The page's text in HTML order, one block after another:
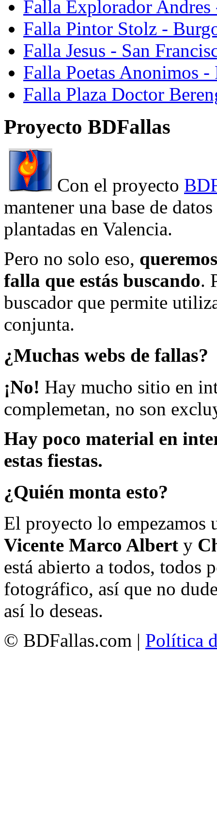
Falla Explorador Andres
Falla Pintor Stolz -
Falla Jesus - San
Falla Poetas Anonimos
Falla Plaza Doctor
Proyecto BDFallas
Con el proyecto
mantener una base de
plantadas en Valencia.
Pero no solo eso,
falla que estás buscando.
buscador que permite
conjunta.
¿Muchas webs de fallas?
¡No! Hay mucho sitio en
complemetan, no son
Hay poco material en
estas fiestas.
¿Quién monta esto?
El proyecto lo empezamos
Vicente Marco Albert y
está abierto a todos, todos
fotográfico, así que no
así lo deseas.
© BDFallas.com | Política